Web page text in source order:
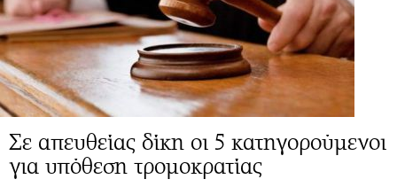
Σε απευθείας δίκη οι 5 κατηγορούμενοι
για υπόθεση τρομοκρατίας